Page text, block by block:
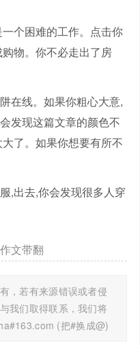
个困难的工作。点击你
物。你不必走出了房
线。如果你粗心大意,
发现这篇文章的颜色不
了。如果你想要有所不
出去,你会发现很多人穿
文带翻
，若有来源错误或者侵
我们取得联系，我们将
(把#换成@)